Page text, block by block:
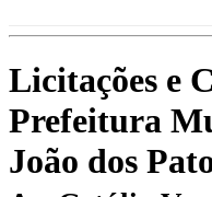
Licitações e
Prefeitura
João dos